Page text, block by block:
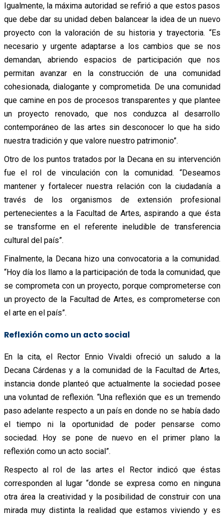
Igualmente, la máxima autoridad se refirió a que estos pasos
que debe dar su unidad deben balancear la idea de un nuevo
proyecto con la valoración de su historia y trayectoria. “Es
necesario y urgente adaptarse a los cambios que se nos
demandan, abriendo espacios de participación que nos
permitan avanzar en la construcción de una comunidad
cohesionada, dialogante y comprometida. De una comunidad
que camine en pos de procesos transparentes y que plantee
un proyecto renovado, que nos conduzca al desarrollo
contemporáneo de las artes sin desconocer lo que ha sido
nuestra tradición y que valore nuestro patrimonio”.
Otro de los puntos tratados por la Decana en su intervención
fue el rol de vinculación con la comunidad. “Deseamos
mantener y fortalecer nuestra relación con la ciudadanía a
través de los organismos de extensión profesional
pertenecientes a la Facultad de Artes, aspirando a que ésta
se transforme en el referente ineludible de transferencia
cultural del país”.
Finalmente, la Decana hizo una convocatoria a la comunidad.
“Hoy día los llamo a la participación de toda la comunidad, que
se comprometa con un proyecto, porque comprometerse con
un proyecto de la Facultad de Artes, es comprometerse con
el arte en el país”.
Reflexión como un acto social
En la cita, el Rector Ennio Vivaldi ofreció un saludo a la
Decana Cárdenas y a la comunidad de la Facultad de Artes,
instancia donde planteó que actualmente la sociedad posee
una voluntad de reflexión. “Una reflexión que es un tremendo
paso adelante respecto a un país en donde no se había dado
el tiempo ni la oportunidad de poder pensarse como
sociedad. Hoy se pone de nuevo en el primer plano la
reflexión como un acto social”.
Respecto al rol de las artes el Rector indicó que éstas
corresponden al lugar “donde se expresa como en ninguna
otra área la creatividad y la posibilidad de construir con una
mirada muy distinta la realidad que estamos viviendo y es